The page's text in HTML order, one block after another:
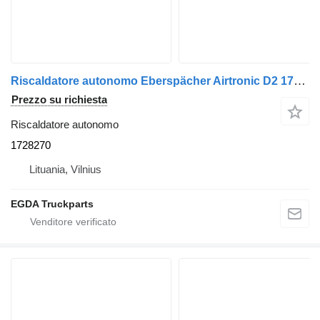
Riscaldatore autonomo Eberspächer Airtronic D2 1728270 per trattore stradale Scania
Prezzo su richiesta
Riscaldatore autonomo
1728270
Lituania, Vilnius
EGDA Truckparts